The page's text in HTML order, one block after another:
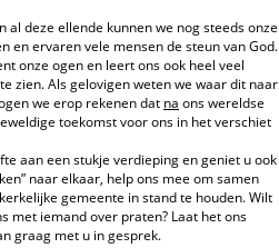
al deze ellende kunnen we nog steeds onze
en ervaren vele mensen de steun van God.
onze ogen en leert ons ook heel veel
zien. Als gelovigen weten we waar dit naar
we erop rekenen dat na ons wereldse
toekomst voor ons in het verschiet
aan een stukje verdieping en geniet u ook
naar elkaar, help ons mee om samen
gemeente in stand te houden. Wilt
met iemand over praten? Laat het ons
graag met u in gesprek.